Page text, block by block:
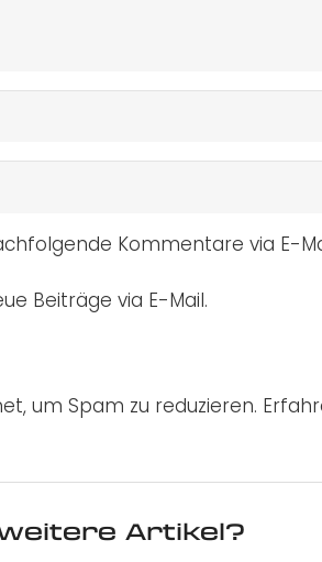
Kommentare via E-
Beiträge via E-Mail.
um Spam zu reduzieren.
Artikel?